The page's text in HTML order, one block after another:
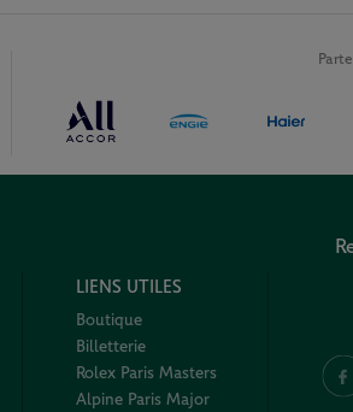
LIENS UTILES
Boutique
Billetterie
Rolex Paris Masters
Alpine Paris Major